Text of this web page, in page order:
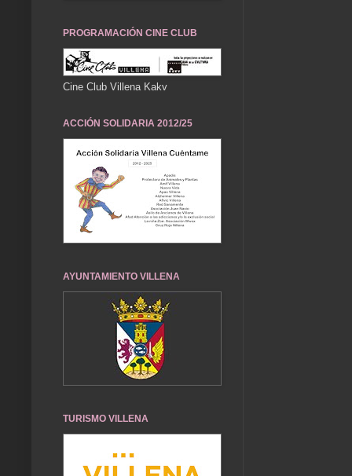
PROGRAMACIÓN CINE CLUB
Cine Club Villena Kakv
ACCIÓN SOLIDARIA 2012/25
AYUNTAMIENTO VILLENA
TURISMO VILLENA